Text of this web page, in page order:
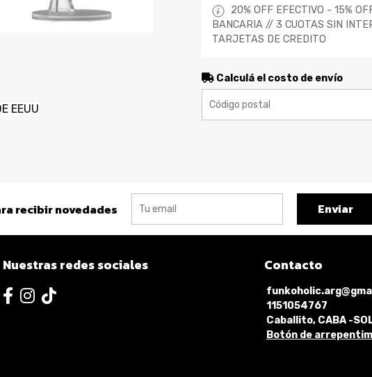
EEUU
20% OFF EFECTIVO - 15%
BANCARIA // 3 CUOTAS SIN
TARJETAS DE CREDITO
Calculá el costo de envío
recibir novedades Enviar
Nuestras redes sociales Contacto
1151054767
Caballito, CABA -
Botón de